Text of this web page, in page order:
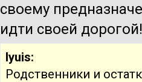
своему
идти своей
lyuis:
Родственники и